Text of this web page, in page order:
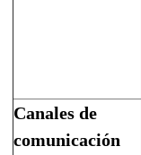
Canales de
comunicación